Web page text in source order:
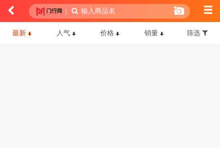
| 输入商品名
最新 人气 价格 销量 筛选